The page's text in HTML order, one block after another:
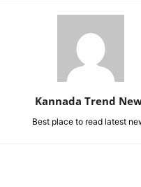
Kannada Trend
Best place to read latest